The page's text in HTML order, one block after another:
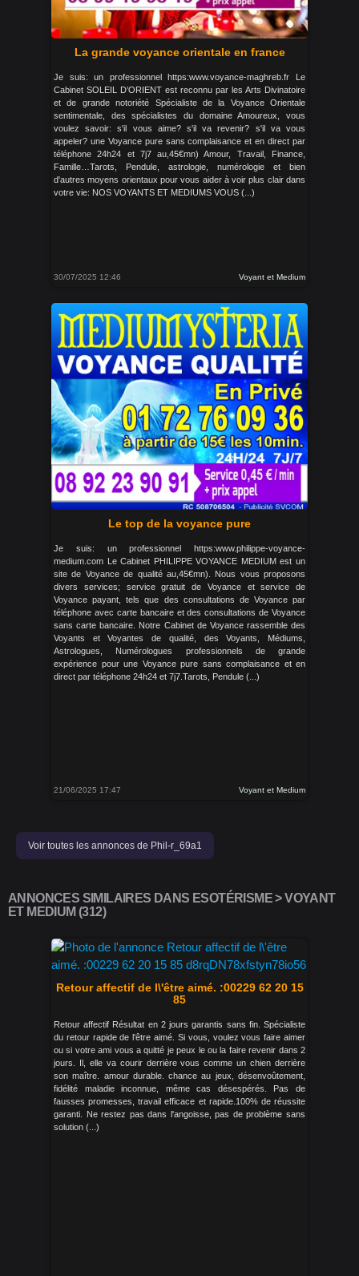
La grande voyance orientale en france
Je suis: un professionnel https:www.voyance-maghreb.fr Le
Cabinet SOLEIL D’ORIENT est reconnu par les Arts Divinatoire
et de grande notoriété Spécialiste de la Voyance Orientale
sentimentale, des spécialistes du domaine Amoureux, vous
voulez savoir: s'il vous aime? s'il va revenir? s'il va vous
appeler? une Voyance pure sans complaisance et en direct par
téléphone 24h24 et 7j7 au,45€mn) Amour, Travail, Finance,
Famille…Tarots, Pendule, astrologie, numérologie et bien
d'autres moyens orientaux pour vous aider à voir plus clair dans
votre vie: NOS VOYANTS ET MEDIUMS VOUS (...)
30/07/2025 12:46 Voyant et Medium
Le top de la voyance pure
Je suis: un professionnel https:www.philippe-voyance-
medium.com Le Cabinet PHILIPPE VOYANCE MEDIUM est un
site de Voyance de qualité au,45€mn). Nous vous proposons
divers services; service gratuit de Voyance et service de
Voyance payant, tels que des consultations de Voyance par
téléphone avec carte bancaire et des consultations de Voyance
sans carte bancaire. Notre Cabinet de Voyance rassemble des
Voyants et Voyantes de qualité, des Voyants, Médiums,
Astrologues, Numérologues professionnels de grande
expérience pour une Voyance pure sans complaisance et en
direct par téléphone 24h24 et 7j7.Tarots, Pendule (...)
21/06/2025 17:47 Voyant et Medium
Voir toutes les annonces de Phil-r_69a1
ANNONCES SIMILAIRES DANS ESOTÉRISME > VOYANT
ET MEDIUM (312)
Retour affectif de l\'être aimé. :00229 62 20 15
85
Retour affectif Résultat en 2 jours garantis sans fin. Spécialiste
du retour rapide de l'être aimé. Si vous, voulez vous faire aimer
ou si votre ami vous a quitté je peux le ou la faire revenir dans 2
jours. Il, elle va courir derrière vous comme un chien derrière
son maître. amour durable. chance au jeux, désenvoûtement,
fidélité maladie inconnue, même cas désespérés. Pas de
fausses promesses, travail efficace et rapide.100% de réussite
garanti. Ne restez pas dans l'angoisse, pas de problème sans
solution (...)